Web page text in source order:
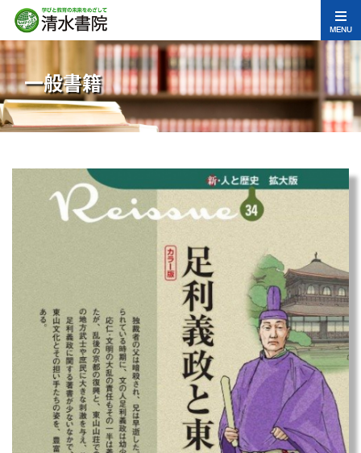
MENU
一般書籍